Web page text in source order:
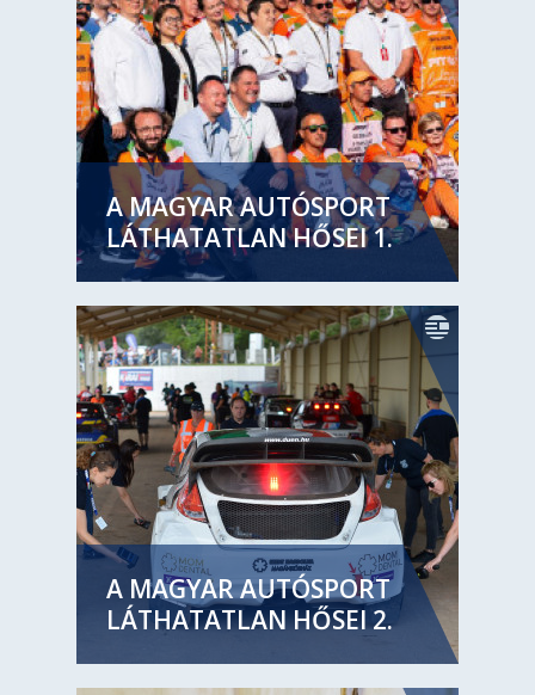
A MAGYAR AUTÓSPORT
LÁTHATATLAN HŐSEI 1.
A MAGYAR AUTÓSPORT
LÁTHATATLAN HŐSEI 2.